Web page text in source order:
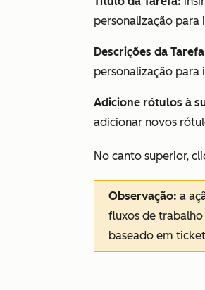
personalização para
Descrições da
personalização para
Adicione rótulos à
adicionar novos
No canto superior,
Observação: a
fluxos de
baseado em